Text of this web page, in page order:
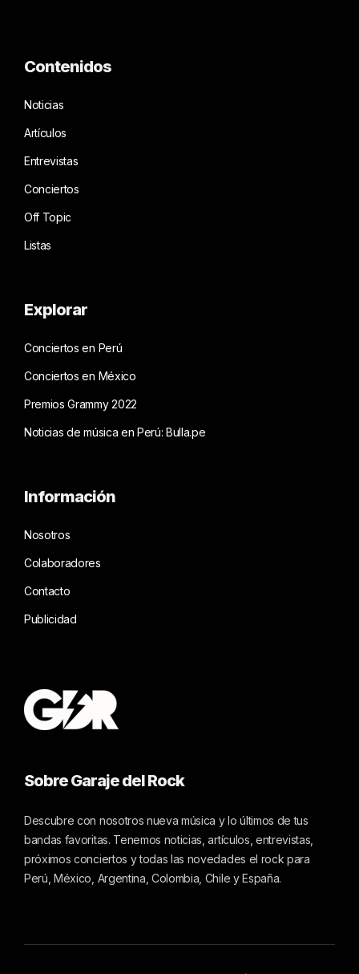
Contenidos
Noticias
Artículos
Entrevistas
Conciertos
Off Topic
Listas
Explorar
Conciertos en Perú
Conciertos en México
Premios Grammy 2022
Noticias de música en Perú: Bulla.pe
Información
Nosotros
Colaboradores
Contacto
Publicidad
Sobre Garaje del Rock
Descubre con nosotros nueva música y lo últimos de tus
bandas favoritas. Tenemos noticias, artículos, entrevistas,
próximos conciertos y todas las novedades el rock para
Perú, México, Argentina, Colombia, Chile y España.